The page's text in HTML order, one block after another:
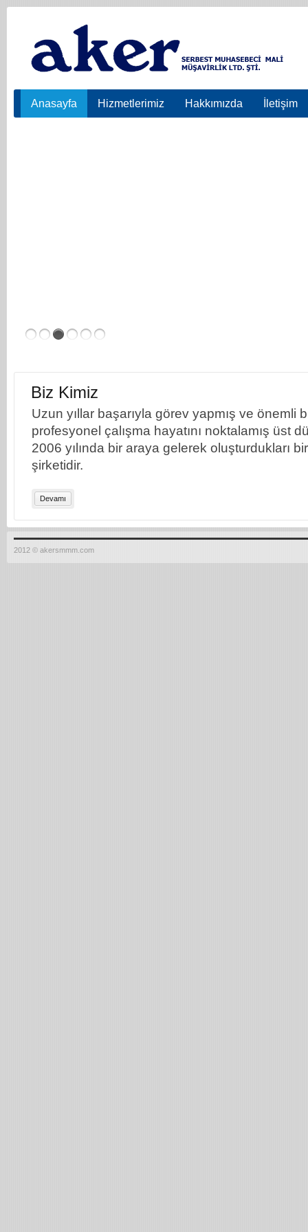
Anasayfa Hizmetlerimiz Hakkımızda İletişim
Biz Kimiz
Uzun yıllar başarıyla görev yapmış ve önemli
profesyonel çalışma hayatını noktalamış üst
2006 yılında bir araya gelerek oluşturdukları
şirketidir.
Devamı
2012 © akersmmm.com